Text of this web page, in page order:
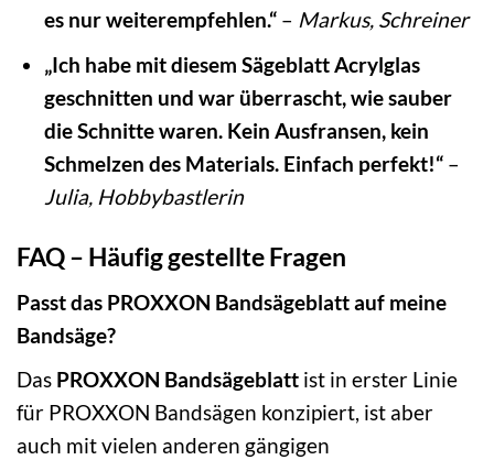
es nur weiterempfehlen.“– Markus, Schreiner
„Ich habe mit diesem Sägeblatt Acrylglas
geschnitten und war überrascht, wie sauber
die Schnitte waren. Kein Ausfransen, kein
Schmelzen des Materials. Einfach perfekt!“–
Julia, Hobbybastlerin
FAQ – Häufig gestellte Fragen
Passt das PROXXON Bandsägeblatt auf meine
Bandsäge?
Das PROXXON Bandsägeblatt ist in erster Linie
für PROXXON Bandsägen konzipiert, ist aber
auch mit vielen anderen gängigen